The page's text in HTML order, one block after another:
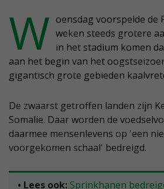
W oensdag voorspelde de
weken steeds grotere
in het stadium komen
aan het begin van het
gigantisch grote gebieden
De zwaarst getroffen landen zijn
Somalië. Daar worden de
daarmee mensenlevens op 'een
voorgekomen schaal' bedreigd.
• Lees ook: Sprinkhanen